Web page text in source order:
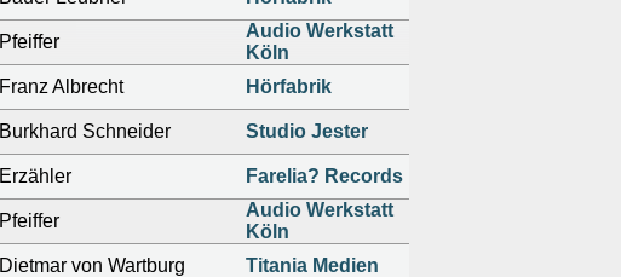
Pfeiffer
Audio Werkstatt
Köln
Franz Albrecht Hörfabrik
Burkhard Schneider Studio Jester
Erzähler Farelia? Records
Pfeiffer
Audio Werkstatt
Köln
Dietmar von Wartburg Titania Medien